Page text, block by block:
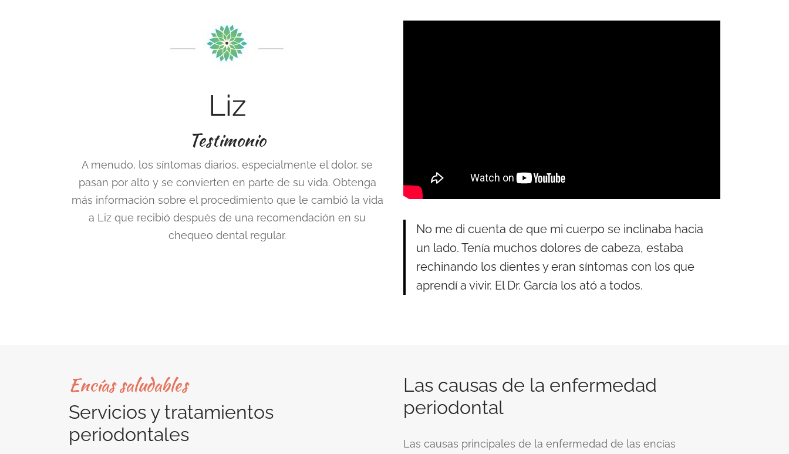
Liz
Testimonio
A menudo, los síntomas diarios, especialmente el dolor, se
pasan por alto y se convierten en parte de su vida. Obtenga
más información sobre el procedimiento que le cambió la vida
a Liz que recibió después de una recomendación en su
chequeo dental regular.
No me di cuenta de que mi cuerpo se inclinaba hacia
un lado. Tenía muchos dolores de cabeza, estaba
rechinando los dientes y eran síntomas con los que
aprendí a vivir. El Dr. García los ató a todos.
Encías saludables
Servicios y tratamientos
periodontales
Las causas de la enfermedad
periodontal
Las causas principales de la enfermedad de las encías